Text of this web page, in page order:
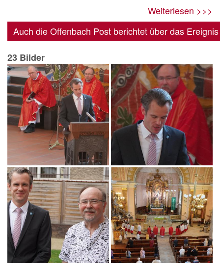
Weiterlesen >>>
Auch die Offenbach Post berichtet über das
23 Bilder